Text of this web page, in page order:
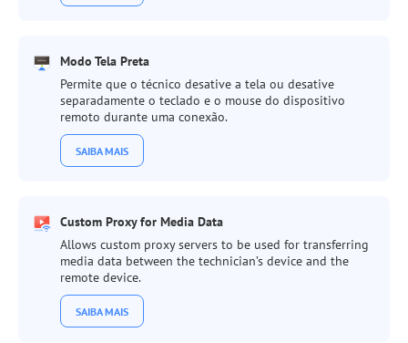
Modo Tela Preta
Permite que o técnico desative a tela ou desative
separadamente o teclado e o mouse do dispositivo
remoto durante uma conexão.
SAIBA MAIS
Custom Proxy for Media Data
Allows custom proxy servers to be used for transferring
media data between the technician’s device and the
remote device.
SAIBA MAIS